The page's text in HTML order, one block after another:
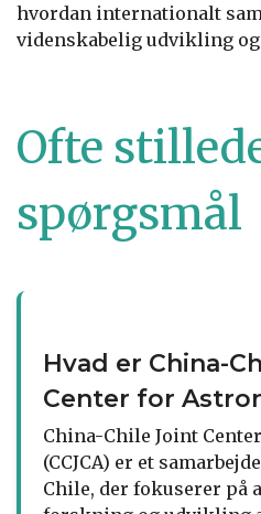
hvordan internationalt
videnskabelig udvikling
Ofte
spørgsmål
Hvad er China-
Center for
China-Chile Joint
(CCJCA) er et
Chile, der fokuserer på